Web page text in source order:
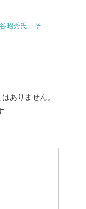
昭秀氏 そ
ありません。